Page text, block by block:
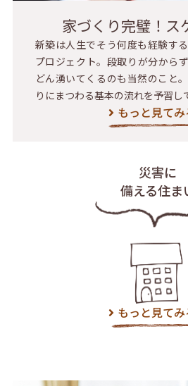
家づくり完璧！ス
新築は人生でそう何度も経験す
プロジェクト。段取りが分から
どん湧いてくるのも当然のこと
りにまつわる基本の流れを予習し
もっと見てみ
災害に
備える住ま
もっと見てみ